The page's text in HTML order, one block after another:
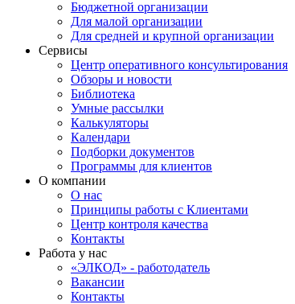
Бюджетной организации
Для малой организации
Для средней и крупной организации
Сервисы
Центр оперативного консультирования
Обзоры и новости
Библиотека
Умные рассылки
Калькуляторы
Календари
Подборки документов
Программы для клиентов
О компании
О нас
Принципы работы с Клиентами
Центр контроля качества
Контакты
Работа у нас
«ЭЛКОД» - работодатель
Вакансии
Контакты